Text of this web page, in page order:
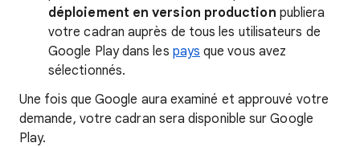
déploiement en version production publiera
votre cadran auprès de tous les utilisateurs de
Google Play dans les pays que vous avez
sélectionnés.
Une fois que Google aura examiné et approuvé votre
demande, votre cadran sera disponible sur Google
Play.